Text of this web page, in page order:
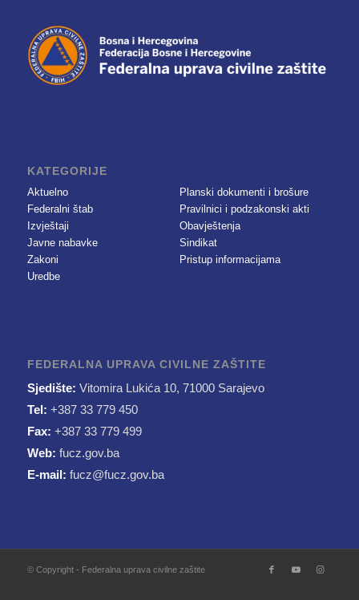
KATEGORIJE
Aktuelno
Federalni štab
Izvještaji
Javne nabavke
Zakoni
Uredbe
Planski dokumenti i brošure
Pravilnici i podzakonski akti
Obavještenja
Sindikat
Pristup informacijama
FEDERALNA UPRAVA CIVILNE ZAŠTITE
Sjedište: Vitomira Lukića 10, 71000 Sarajevo
Tel: +387 33 779 450
Fax: +387 33 779 499
Web: fucz.gov.ba
E-mail: fucz@fucz.gov.ba
© Copyright - Federalna uprava civilne zaštite